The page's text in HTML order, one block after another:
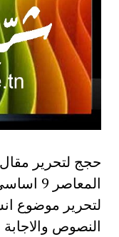
حجج لتحرير
المعاصر 9 اساسي حجج
لتحرير موضوع
النصوص